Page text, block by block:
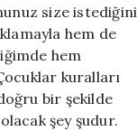
size istediğini
hem de
hem
kuralları
bir şekilde
şey şudur.